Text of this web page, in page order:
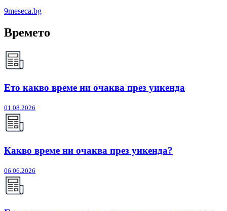
9meseca.bg
Времето
Ето какво време ни очаква през уикенда
01.08.2026
Какво време ни очаква през уикенда?
06.06.2026